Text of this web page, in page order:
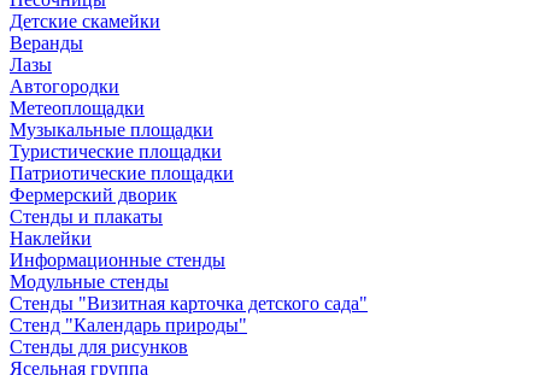
Детские скамейки
Веранды
Лазы
Автогородки
Метеоплощадки
Музыкальные площадки
Туристические площадки
Патриотические площадки
Фермерский дворик
Стенды и плакаты
Наклейки
Информационные стенды
Модульные стенды
Стенды "Визитная карточка детского сада"
Стенд "Календарь природы"
Стенды для рисунков
Ясельная группа